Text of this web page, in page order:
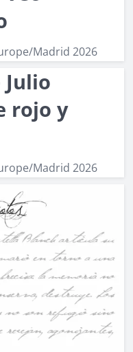
Madrid 2026
Julio
rojo y
Madrid 2026